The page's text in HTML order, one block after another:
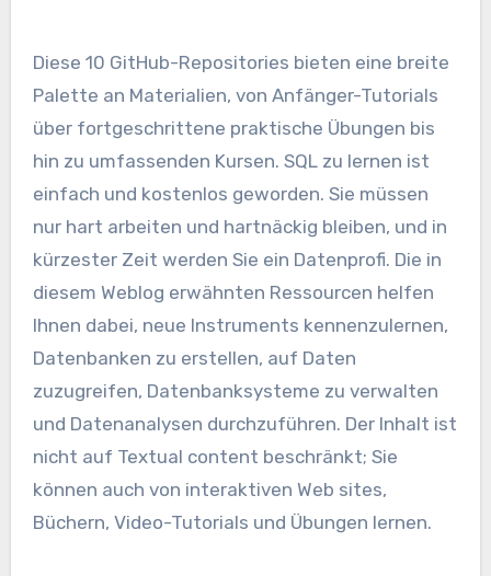
Diese 10 GitHub-Repositories bieten eine breite
Palette an Materialien, von Anfänger-Tutorials
über fortgeschrittene praktische Übungen bis
hin zu umfassenden Kursen. SQL zu lernen ist
einfach und kostenlos geworden. Sie müssen
nur hart arbeiten und hartnäckig bleiben, und in
kürzester Zeit werden Sie ein Datenprofi. Die in
diesem Weblog erwähnten Ressourcen helfen
Ihnen dabei, neue Instruments kennenzulernen,
Datenbanken zu erstellen, auf Daten
zuzugreifen, Datenbanksysteme zu verwalten
und Datenanalysen durchzuführen. Der Inhalt ist
nicht auf Textual content beschränkt; Sie
können auch von interaktiven Web sites,
Büchern, Video-Tutorials und Übungen lernen.